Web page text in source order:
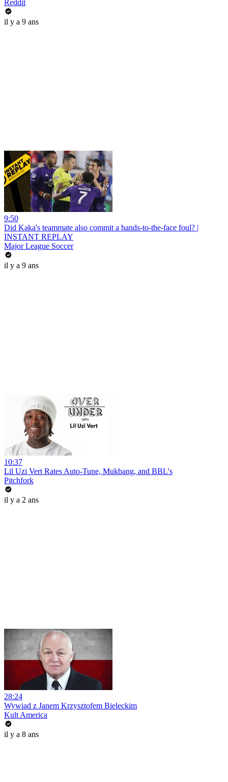
Reddit
il y a 9 ans
9:50
Did Kaka's teammate also commit a hands-to-the-face foul? |
INSTANT REPLAY
Major League Soccer
il y a 9 ans
10:37
Lil Uzi Vert Rates Auto-Tune, Mukbang, and BBL's
Pitchfork
il y a 2 ans
28:24
Wywiad z Janem Krzysztofem Bieleckim
Kult America
il y a 8 ans